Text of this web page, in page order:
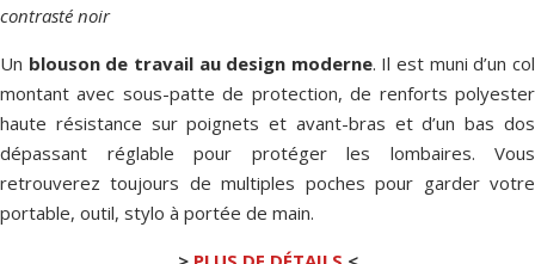
contrasté noir
Un blouson de travail au design moderne. Il est muni d’un col
montant avec sous-patte de protection, de renforts polyester
haute résistance sur poignets et avant-bras et d’un bas dos
dépassant réglable pour protéger les lombaires. Vous
retrouverez toujours de multiples poches pour garder votre
portable, outil, stylo à portée de main.